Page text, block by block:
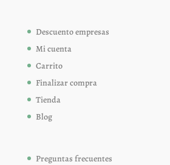
Descuento empresas
Mi cuenta
Carrito
Finalizar compra
Tienda
Blog
Preguntas frecuentes